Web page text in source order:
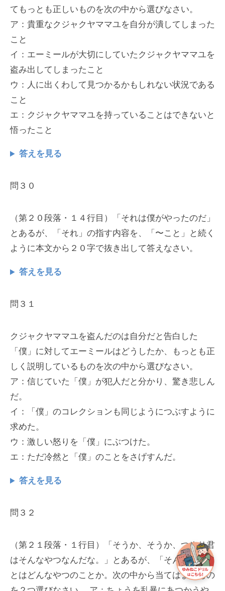
てもっとも正しいものを次の中から選びなさい。
ア：貴重なクジャクヤママユを自分が潰してしまった
こと
イ：エーミールが大切にしていたクジャクヤママユを
盗み出してしまったこと
ウ：人に出くわして見つかるかもしれない状況である
こと
エ：クジャクヤママユを持っていることはできないと
悟ったこと
答えを見る
問３０
（第２０段落・１４行目）「それは僕がやったのだ」
とあるが、「それ」の指す内容を、「〜こと」と続く
ように本文から２０字で抜き出して答えなさい。
答えを見る
問３１
クジャクヤママユを盗んだのは自分だと告白した
「僕」に対してエーミールはどうしたか、もっとも正
しく説明しているものを次の中から選びなさい。
ア：信じていた「僕」が犯人だと分かり、驚き悲しん
だ。
イ：「僕」のコレクションも同じようにつぶすように
求めた。
ウ：激しい怒りを「僕」にぶつけた。
エ：ただ冷然と「僕」のことをさげすんだ。
答えを見る
問３２
（第２１段落・１行目）「そうか、そうか、つまり君
はそんなやつなんだな。」とあるが、「そんなやつ」
とはどんなやつのことか。次の中から当てはまるもの